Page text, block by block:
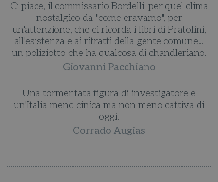
Ci piace, il commissario Bordelli, per quel clima
nostalgico da "come eravamo", per
un'attenzione, che ci ricorda i libri di Pratolini,
all'esistenza e ai ritratti della gente comune...
un poliziotto che ha qualcosa di chandleriano.
Giovanni Pacchiano
Una tormentata figura di investigatore e
un'Italia meno cinica ma non meno cattiva di
oggi.
Corrado Augias